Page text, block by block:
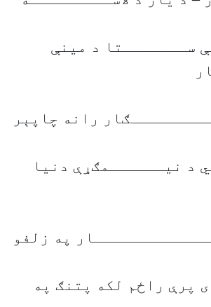
ســـــــتا د مینې
رانه چاپېر
د نیــــــمګړې دنیا
په زلفو
پرې راځم لکه پتنګ په